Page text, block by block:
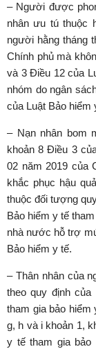
– Người được
nhân ưu tú thuộc
người hằng tháng
Chính phủ mà
và 3 Điều 12 của
nhóm do ngân
của Luật Bảo hiểm
– Nạn nhân bom
khoản 8 Điều 3
02 năm 2019 của
khắc phục hậu
thuộc đối tượng
Bảo hiểm y tế
nhà nước hỗ trợ
Bảo hiểm y tế.
– Thân nhân của
theo quy định
tham gia bảo hiểm
g, h và i khoản 1,
y tế tham gia